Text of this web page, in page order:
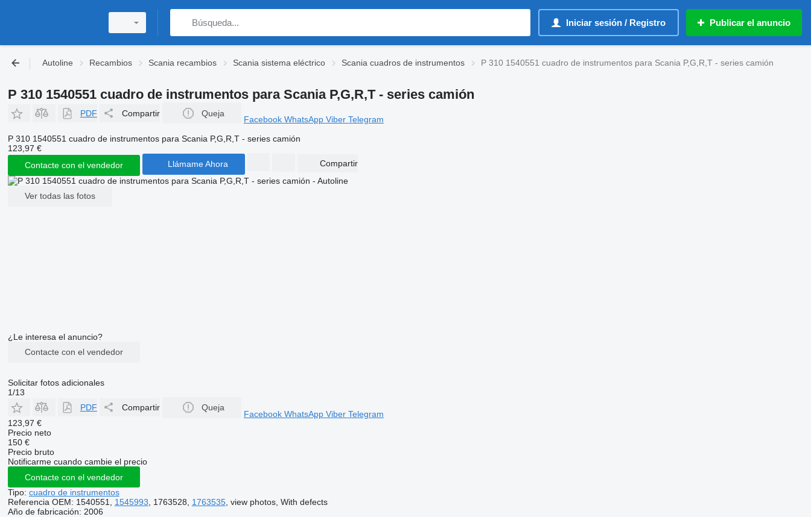
Iniciar sesión / Registro Publicar el anuncio
Autoline Recambios Scania recambios Scania sistema eléctrico Scania cuadros de instrumentos P 310 1540551 cuadro de instrumentos para Scania P,G,R,T - series camión
P 310 1540551 cuadro de instrumentos para Scania P,G,R,T - series camión
PDF Compartir Queja
Facebook WhatsApp Viber Telegram
P 310 1540551 cuadro de instrumentos para Scania P,G,R,T - series camión
123,97 €
Contacte con el vendedor
Llámame Ahora Compartir
Ver todas las fotos
¿Le interesa el anuncio?
Contacte con el vendedor
Solicitar fotos adicionales
1/13
PDF
Compartir Queja
Facebook WhatsApp Viber Telegram
123,97 €
Precio neto
150 €
Precio bruto
Notificarme cuando cambie el precio
Contacte con el vendedor
Tipo: cuadro de instrumentos
Referencia OEM: 1540551, 1545993 , 1763528, 1763535, view photos, With defects
Año de fabricación: 2006